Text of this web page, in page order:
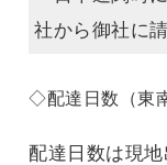
社から御社に
◇配達日数（東
配達日数は現地